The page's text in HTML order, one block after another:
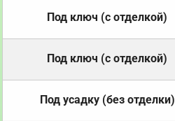
Под ключ (с отделкой)
Под ключ (с отделкой)
Под усадку (без отделки)